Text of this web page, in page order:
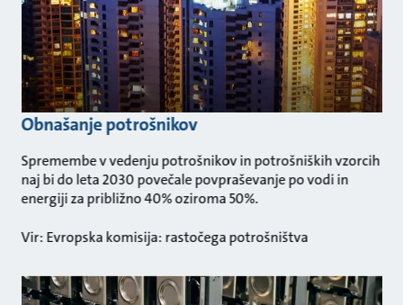
Obnašanje potrošnikov
Spremembe v vedenju potrošnikov in potrošniških vzorcih
naj bi do leta 2030 povečale povpraševanje po vodi in
energiji za približno 40% oziroma 50%.
Vir: Evropska komisija: rastočega potrošništva